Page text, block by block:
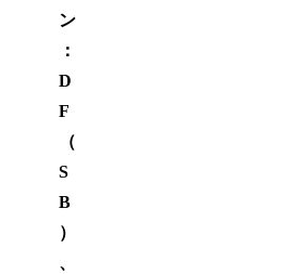
ン
：
D
F
（
S
B
）
、